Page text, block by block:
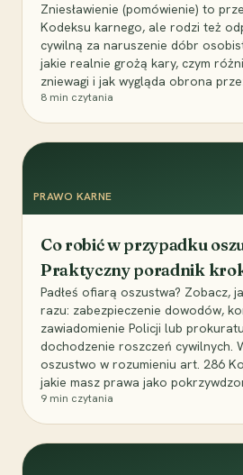
Zniesławienie (pomówienie) to
Kodeksu karnego, ale rodzi też
cywilną za naruszenie dóbr
jakie realnie grożą kary, czym
zniewagi i jak wygląda obrona
8 min czytania
PRAWO KARNE
Co robić w przypadku
Praktyczny poradnik
Padłeś ofiarą oszustwa? Zobacz,
razu: zabezpieczenie dowodów,
zawiadomienie Policji lub
dochodzenie roszczeń cywilnych.
oszustwo w rozumieniu art. 286
jakie masz prawa jako
9 min czytania